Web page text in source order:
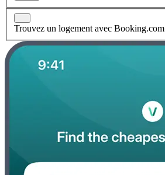
Trouvez un logement avec Booking.com